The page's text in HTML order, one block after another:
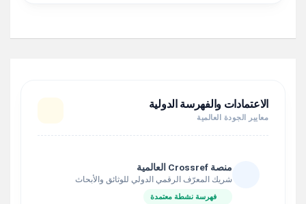
الاعتمادات والفهرسة الدولية
معايير الجودة العالمية
منصة Crossref العالمية
شريك المعرّف الرقمي الدولي للوثائق والأبحاث
فهرسة نشطة معتمدة